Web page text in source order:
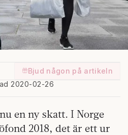
Bjud någon på artikeln
2020-02-26
en ny skatt. I Norge
2018, det är ett ur